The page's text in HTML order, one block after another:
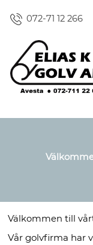
072-71 12 266
Välkommen till
Vår golvfirma har